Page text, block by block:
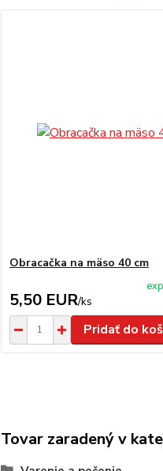
Obracačka na mäso 40 cm
5,50 EUR/ks
Pridať do
Tovar zaradený v